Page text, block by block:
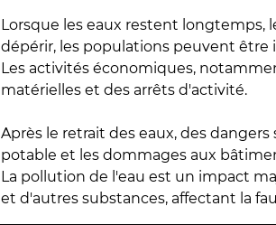
Lorsque les eaux restent longtemps,
dépérir, les populations peuvent être
Les activités économiques,
matérielles et des arrêts d'activité.
Après le retrait des eaux, des
potable et les dommages aux
La pollution de l'eau est un impact
et d'autres substances, affectant la